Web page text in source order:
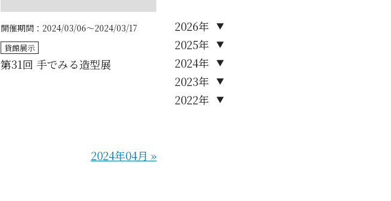
第31回 手でみる造型展
開催期間：2024/03/06～2024/03/17
貸館展示
2024年04月 »
2022年 ▼
2023年 ▼
2024年 ▼
2025年 ▼
2026年 ▼